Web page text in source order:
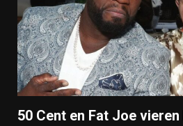
50 Cent en Fat Joe